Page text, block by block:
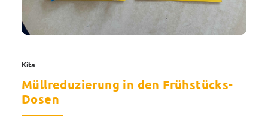
Kita
Müllreduzierung in den Frühstücks-
Dosen